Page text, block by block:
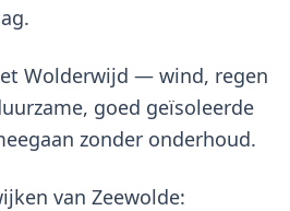
Wolderwijd — wind, regen
goed geïsoleerde
zonder onderhoud.
van Zeewolde: